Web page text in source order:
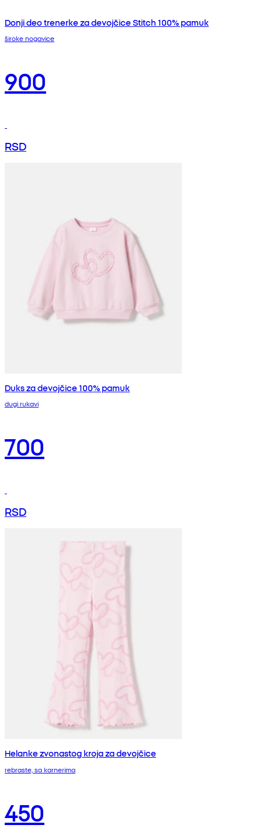
Donji deo trenerke za devojčice Stitch 100% pamuk
široke nogavice
900
RSD
Duks za devojčice 100% pamuk
dugi rukavi
700
RSD
Helanke zvonastog kroja za devojčice
rebraste, sa karnerima
450